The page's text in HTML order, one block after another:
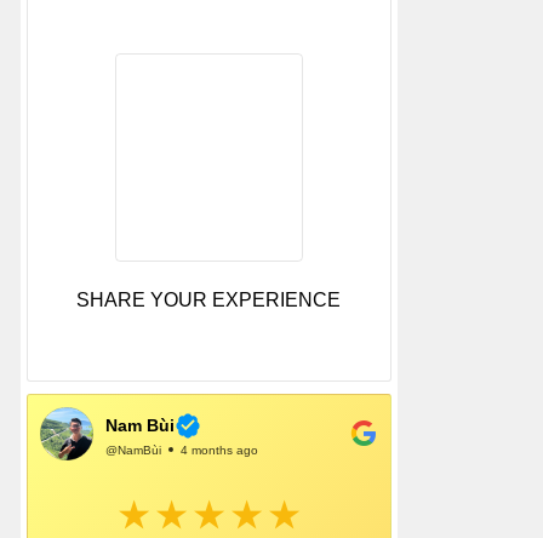
SHARE YOUR EXPERIENCE
Nam Bùi
@NamBùi 4 months ago